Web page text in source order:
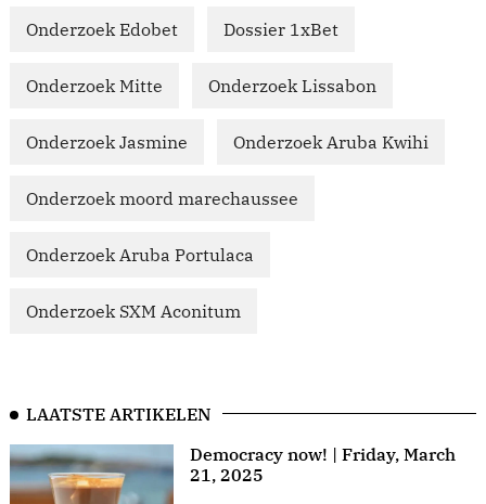
Onderzoek Edobet Dossier 1xBet
Onderzoek Mitte Onderzoek Lissabon
Onderzoek Jasmine Onderzoek Aruba Kwihi
Onderzoek moord marechaussee
Onderzoek Aruba Portulaca
Onderzoek SXM Aconitum
LAATSTE ARTIKELEN
Democracy now! | Friday, March
21, 2025